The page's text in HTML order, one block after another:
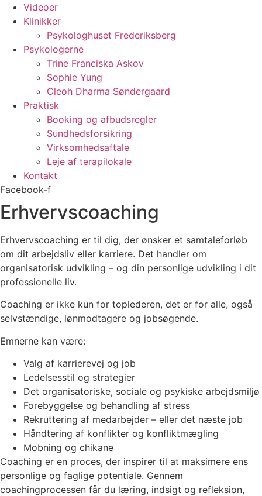
Videoer
Klinikker
Psykologhuset Frederiksberg
Psykologerne
Trine Franciska Askov
Sophie Yung
Cleoh Dharma Søndergaard
Praktisk
Booking og afbudsregler
Sundhedsforsikring
Virksomhedsaftale
Leje af terapilokale
Kontakt
Facebook-f
Erhvervscoaching
Erhvervscoaching er til dig, der ønsker et samtaleforløb
om dit arbejdsliv eller karriere. Det handler om
organisatorisk udvikling – og din personlige udvikling i dit
professionelle liv.
Coaching er ikke kun for toplederen, det er for alle, også
selvstændige, lønmodtagere og jobsøgende.
Emnerne kan være:
Valg af karrierevej og job
Ledelsesstil og strategier
Det organisatoriske, sociale og psykiske arbejdsmiljø
Forebyggelse og behandling af stress
Rekruttering af medarbejder – eller det næste job
Håndtering af konflikter og konfliktmægling
Mobning og chikane
Coaching er en proces, der inspirer til at maksimere ens
personlige og faglige potentiale. Gennem
coachingprocessen får du læring, indsigt og refleksion,